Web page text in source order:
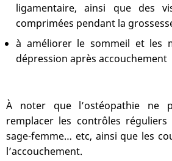
ligamentaire, ainsi que des
comprimées pendant la
à améliorer le sommeil et les
dépression après accouchement
À noter que l’ostéopathie ne
remplacer les contrôles
sage-femme… etc, ainsi que les
l’accouchement.